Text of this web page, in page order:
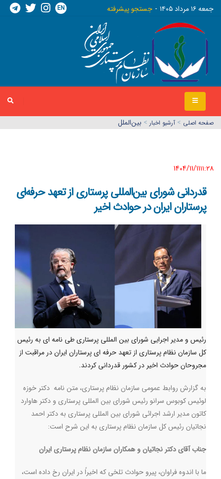
جمعه ١٦ مرداد ١٤٠٥ جستجو پیشرفته EN
صفحه اصلي > آرشیو اخبار > بین‌الملل
1404/11/11١١:٢٨
قدردانی شورای بین‌المللی پرستاری از تعهد حرفه‌ای
پرستاران ایران در حوادث اخیر
رئیس و مدیر اجرایی شورای بین المللی پرستاری طی نامه ای به رئیس
کل سازمان نظام پرستاری از تعهد حرفه ای پرستاران ایران در مراقبت از
مجروحان حوادث اخیر در کشور قدردانی کردند.
به گزارش روابط عمومی سازمان نظام پرستاری، متن نامه دکتر خوزه
لوئیس کوبوس سرانو رئیس شورای بین المللی پرستاری و دکتر هاوارد
کاتون مدیر ارشد اجرائی شورای بین المللی پرستاری به دکتر احمد
نجاتیان رئیس کل سازمان نظام پرستاری به این شرح است:
جناب آقای دکتر نجاتیان و همکاران سازمان نظام پرستاری ایران
ما با اندوه فراوان، پیرو حوادث تلخی که اخیراً در ایران رخ داده است،